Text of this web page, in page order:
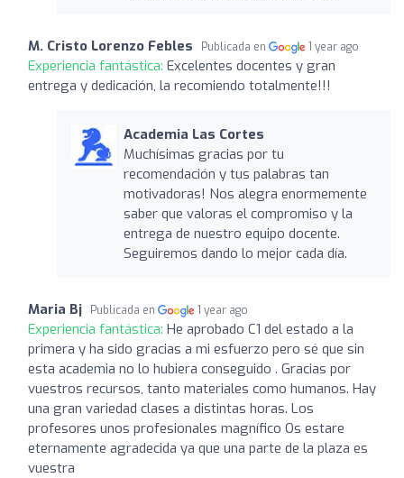
M. Cristo Lorenzo Febles Publicada en 1 year ago
Experiencia fantástica: Excelentes docentes y gran
entrega y dedicación, la recomiendo totalmente!!!
Academia Las Cortes
Muchísimas gracias por tu
recomendación y tus palabras tan
motivadoras! Nos alegra enormemente
saber que valoras el compromiso y la
entrega de nuestro equipo docente.
Seguiremos dando lo mejor cada día.
Maria Bj Publicada en 1 year ago
Experiencia fantástica: He aprobado C1 del estado a la
primera y ha sido gracias a mi esfuerzo pero sé que sin
esta academia no lo hubiera conseguido . Gracias por
vuestros recursos, tanto materiales como humanos. Hay
una gran variedad clases a distintas horas. Los
profesores unos profesionales magnífico Os estare
eternamente agradecida ya que una parte de la plaza es
vuestra